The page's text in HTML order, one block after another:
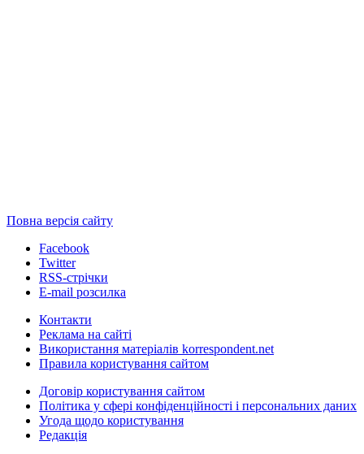
Повна версія сайту
Facebook
Twitter
RSS-стрічки
E-mail розсилка
Контакти
Реклама на сайті
Використання матеріалів korrespondent.net
Правила користування сайтом
Договір користування сайтом
Політика у сфері конфіденційності і персональних даних
Угода щодо користування
Редакція